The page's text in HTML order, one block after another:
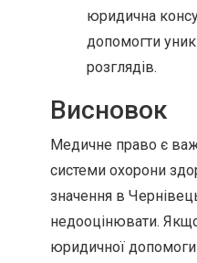
юридична
допомогти
розглядів.
Висновок
Медичне право є
системи охорони
значення в
недооцінювати.
юридичної